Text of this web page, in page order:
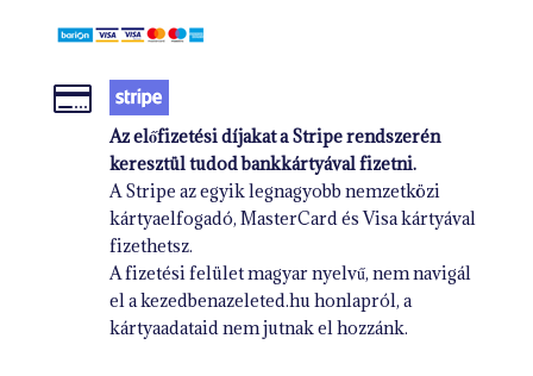

Az előfizetési díjakat a Stripe rendszerén
keresztül tudod bankkártyával fizetni.
A Stripe az egyik legnagyobb nemzetközi
kártyaelfogadó, MasterCard és Visa kártyával
fizethetsz.
A fizetési felület magyar nyelvű, nem navigál
el a kezedbenazeleted.hu honlapról, a
kártyaadataid nem jutnak el hozzánk.